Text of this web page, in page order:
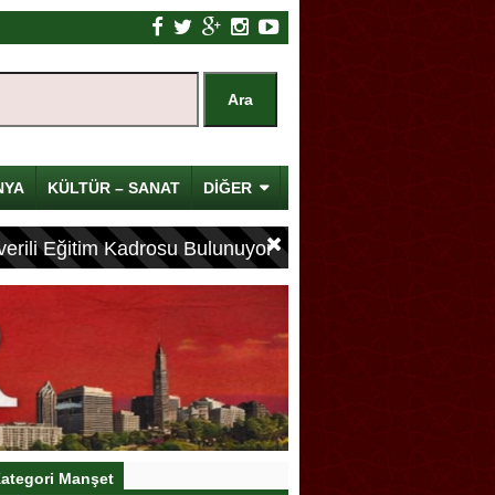
KÜLTÜR – SANAT DİĞER
Eğitim Kadrosu Bulunuyor
Manşet